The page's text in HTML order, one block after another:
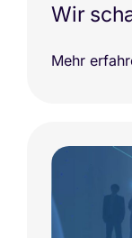
Wir
Mehr